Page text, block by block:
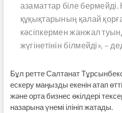
азаматтар біле бермейді.
құқықтарының қалай
кәсіпкермен жанжал
жүгінетінін білмейді», –
Бұл ретте Салтанат
ескеру маңызды екенін атап
және орта бизнес өкілдері
назарына үнемі ілініп жатады.